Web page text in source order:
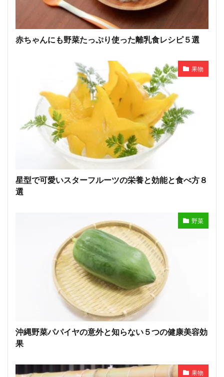
赤ちゃんにも野菜たっぷり使った離乳食レシピ５選
果物
星型で可愛いスターフルーツの栄養と効能と食べ方８
選
野菜
沖縄野菜パパイヤの意外と知らない５つの健康美容効
果
果物